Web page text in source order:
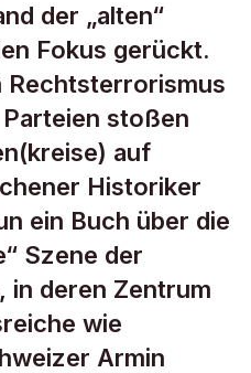
der „alten“
Fokus gerückt.
Rechtsterrorismus
stoßen
auf
Historiker
ein Buch über die
Szene der
in deren Zentrum
wie
Armin